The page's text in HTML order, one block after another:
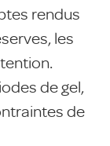
rendus
les
de gel,
de